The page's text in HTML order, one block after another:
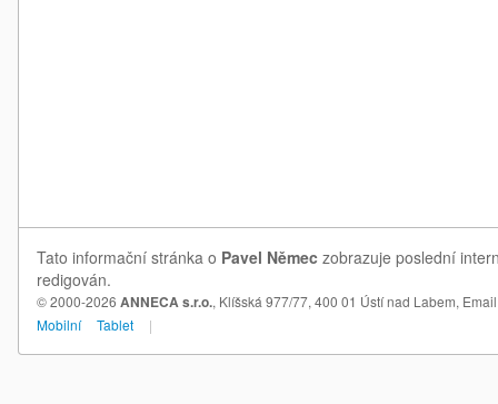
Tato informační stránka o Pavel Němec zobrazuje poslední
redigován.
© 2000-2026 ANNECA s.r.o., Klíšská 977/77, 400 01 Ústí nad Labem,
Mobilní
Tablet |